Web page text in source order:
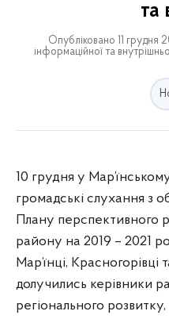
та
Опубліковано 11 грудня
інформаційної та
10 грудня у
громадські слухання з
Плану перспективного
району на 2019 – 2021
Мар’їнці, Красногорівці
долучились керівники
регіонального